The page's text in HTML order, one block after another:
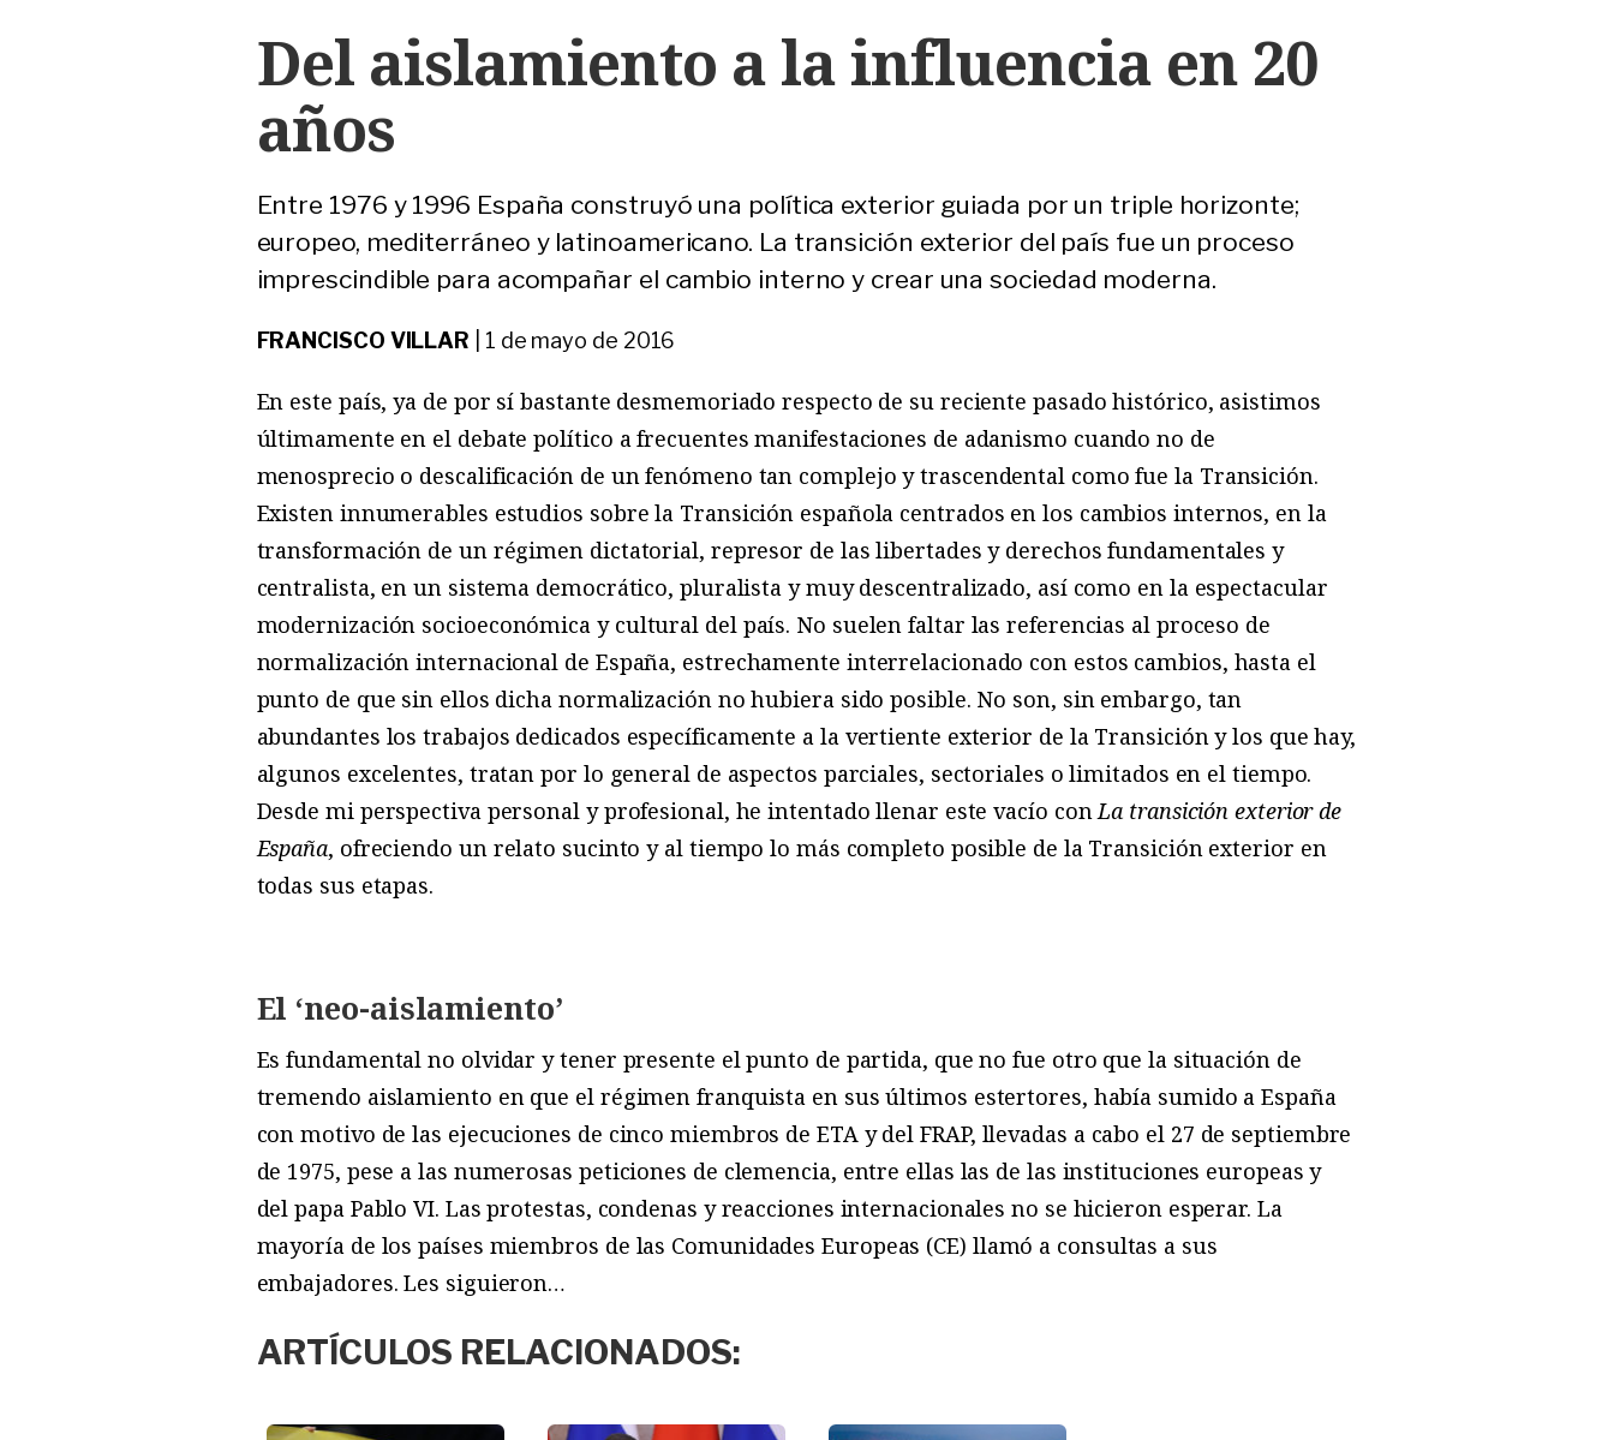
Del aislamiento a la influencia en 20
años
Entre 1976 y 1996 España construyó una política exterior guiada por un triple horizonte;
europeo, mediterráneo y latinoamericano. La transición exterior del país fue un proceso
imprescindible para acompañar el cambio interno y crear una sociedad moderna.
FRANCISCO VILLAR 1 de mayo de 2016
En este país, ya de por sí bastante desmemoriado respecto de su reciente pasado histórico, asistimos
últimamente en el debate político a frecuentes manifestaciones de adanismo cuando no de
menosprecio o descalificación de un fenómeno tan complejo y trascendental como fue la Transición.
Existen innumerables estudios sobre la Transición española centrados en los cambios internos, en la
transformación de un régimen dictatorial, represor de las libertades y derechos fundamentales y
centralista, en un sistema democrático, pluralista y muy descentralizado, así como en la espectacular
modernización socioeconómica y cultural del país. No suelen faltar las referencias al proceso de
normalización internacional de España, estrechamente interrelacionado con estos cambios, hasta el
punto de que sin ellos dicha normalización no hubiera sido posible. No son, sin embargo, tan
abundantes los trabajos dedicados específicamente a la vertiente exterior de la Transición y los que hay,
algunos excelentes, tratan por lo general de aspectos parciales, sectoriales o limitados en el tiempo.
Desde mi perspectiva personal y profesional, he intentado llenar este vacío con La transición exterior de
España, ofreciendo un relato sucinto y al tiempo lo más completo posible de la Transición exterior en
todas sus etapas.
El ‘neo-aislamiento’
Es fundamental no olvidar y tener presente el punto de partida, que no fue otro que la situación de
tremendo aislamiento en que el régimen franquista en sus últimos estertores, había sumido a España
con motivo de las ejecuciones de cinco miembros de ETA y del FRAP, llevadas a cabo el 27 de septiembre
de 1975, pese a las numerosas peticiones de clemencia, entre ellas las de las instituciones europeas y
del papa Pablo VI. Las protestas, condenas y reacciones internacionales no se hicieron esperar. La
mayoría de los países miembros de las Comunidades Europeas (CE) llamó a consultas a sus
embajadores. Les siguieron…
ARTÍCULOS RELACIONADOS: